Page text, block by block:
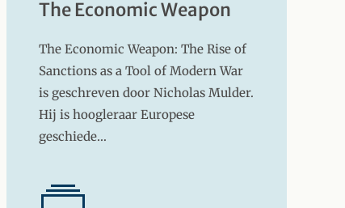
The Economic Weapon
The Economic Weapon: The Rise of
Sanctions as a Tool of Modern War
is geschreven door Nicholas Mulder.
Hij is hoogleraar Europese
geschiede…